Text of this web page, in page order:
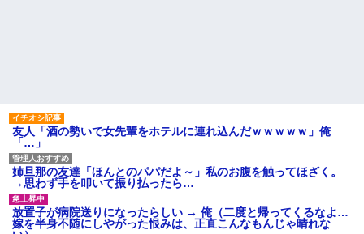
のお茶？」彼「ちっ！」私「」
【GIF】JSのカンチョーワロ
後続車にクラクションを鳴ら
され彼氏が逆切れ。「何クラク
ション鳴らしてんだ！降りてこ
いよ！」と怒鳴りだし...
【衝撃】報酬100万円超の治験
募集がこちらｗｗｗｗｗ(※画像
友人「酒の勢いで女先輩をホテルに連れ込んだｗｗｗｗｗ」俺
「…」
姉旦那の友達「ほんとのパパだよ～」私のお腹を触ってほざく。
→思わず手を叩いて振り払ったら…
放置子が病院送りになったらしい → 俺（二度と帰ってくるなよ…
嫁を半身不随にしやがった恨みは、正直こんなもんじゃ晴れな